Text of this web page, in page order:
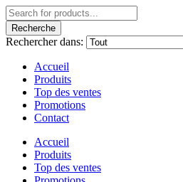
Recherche
Rechercher dans:
Accueil
Produits
Top des ventes
Promotions
Contact
Accueil
Produits
Top des ventes